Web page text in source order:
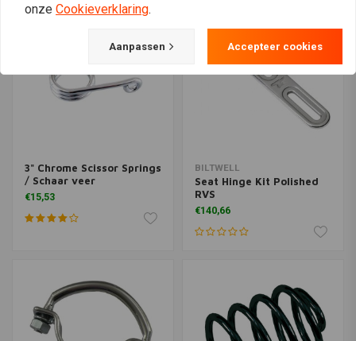
3" Chrome Scissor Springs
/ Schaar veer
€15,53
BILTWELL
Seat Hinge Kit Polished
RVS
€140,66
onze Cookieverklaring.
Aanpassen Accepteer cookies